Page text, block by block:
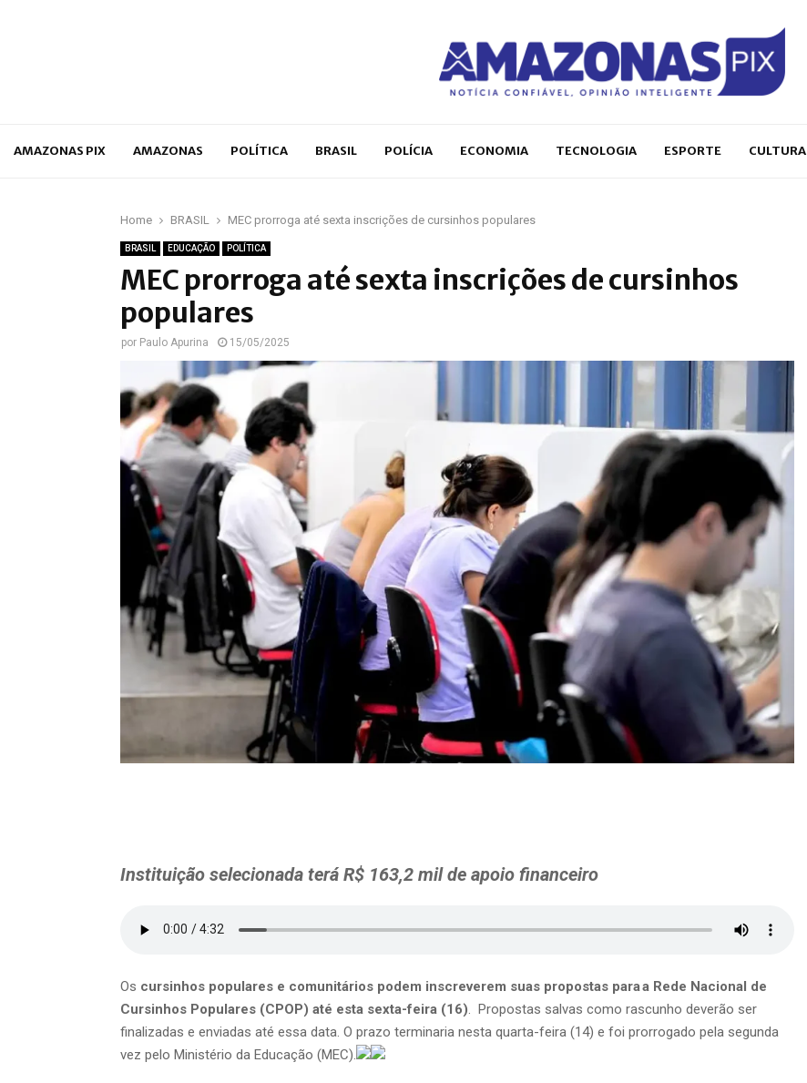
AMAZONAS PIX AMAZONAS POLÍTICA BRASIL POLÍCIA ECONOMIA TECNOLOGIA ESPORTE CULTURA
Home BRASIL MEC prorroga até sexta inscrições de cursinhos populares
BRASIL EDUCAÇÃO POLÍTICA
MEC prorroga até sexta inscrições de cursinhos
populares
por Paulo Apurina 15/05/2025
Instituição selecionada terá R$ 163,2 mil de apoio financeiro
Os cursinhos populares e comunitários podem inscreverem suas propostas para a Rede Nacional de
Cursinhos Populares (CPOP) até esta sexta-feira (16). Propostas salvas como rascunho deverão ser
finalizadas e enviadas até essa data. O prazo terminaria nesta quarta-feira (14) e foi prorrogado pela segunda
vez pelo Ministério da Educação (MEC).